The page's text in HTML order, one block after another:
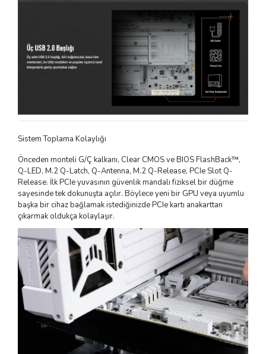
Sistem Toplama Kolaylığı
Önceden monteli G/Ç kalkanı, Clear CMOS ve BIOS FlashBack™,
Q-LED, M.2 Q-Latch, Q-Antenna, M.2 Q-Release, PCIe Slot Q-
Release. İlk PCIe yuvasının güvenlik mandalı fiziksel bir düğme
sayesinde tek dokunuşta açılır. Böylece yeni bir GPU veya uyumlu
başka bir cihaz bağlamak istediğinizde PCIe kartı anakarttan
çıkarmak oldukça kolaylaşır.